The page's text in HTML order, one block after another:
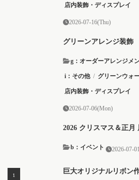
店内装飾・ディスプレイ
2026-07-16(Thu)
グリーンアレンジ装飾
g：オーダーアレンジメ
i：その他 / グリーンウォ
店内装飾・ディスプレイ
2026-07-06(Mon)
2026 クリスマス＆正月
b：イベント 2026-07-
巨大オリジナルリボン